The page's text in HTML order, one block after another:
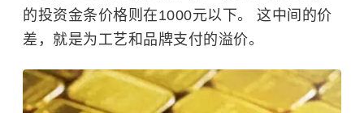
的投资金条价格则在1000元以下。 这中间的价
差，就是为工艺和品牌支付的溢价。